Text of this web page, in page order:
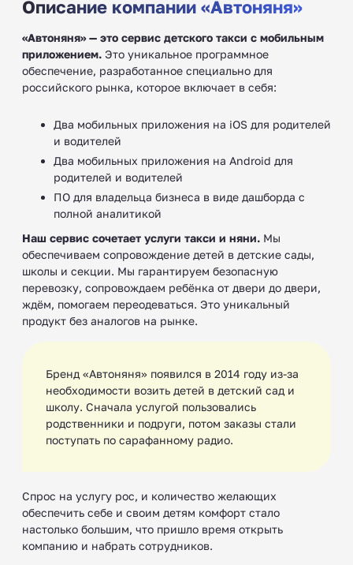
Описание компании «Автоняня»
«Автоняня» — это сервис детского такси с мобильным
приложением. Это уникальное программное
обеспечение, разработанное специально для
российского рынка, которое включает в себя:
Два мобильных приложения на iOS для родителей
и водителей
Два мобильных приложения на Android для
родителей и водителей
ПО для владельца бизнеса в виде дашборда с
полной аналитикой
Наш сервис сочетает услуги такси и няни. Мы
обеспечиваем сопровождение детей в детские сады,
школы и секции. Мы гарантируем безопасную
перевозку, сопровождаем ребёнка от двери до двери,
ждём, помогаем переодеваться. Это уникальный
продукт без аналогов на рынке.
Бренд «Автоняня» появился в 2014 году из-за
необходимости возить детей в детский сад и
школу. Сначала услугой пользовались
родственники и подруги, потом заказы стали
поступать по сарафанному радио.
Спрос на услугу рос, и количество желающих
обеспечить себе и своим детям комфорт стало
настолько большим, что пришло время открыть
компанию и набрать сотрудников.